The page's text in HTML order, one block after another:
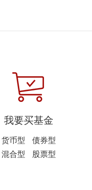
我要买基金
货币型
债券型
混合型
股票型